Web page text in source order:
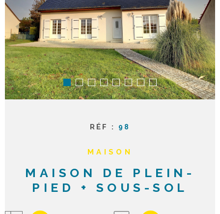
NOTRE
RÉF : 98
MAISON
MAISON DE PLEIN-
PIED + SOUS-SOL